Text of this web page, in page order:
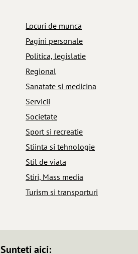
Locuri de munca
Pagini personale
Politica, legislatie
Regional
Sanatate si medicina
Servicii
Societate
Sport si recreatie
Stiinta si tehnologie
Stil de viata
Stiri, Mass media
Turism si transporturi
Sunteti aici: